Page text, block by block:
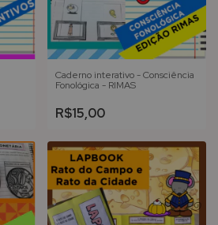
Caderno interativo - Consciência
Fonológica - RIMAS
R$15,00